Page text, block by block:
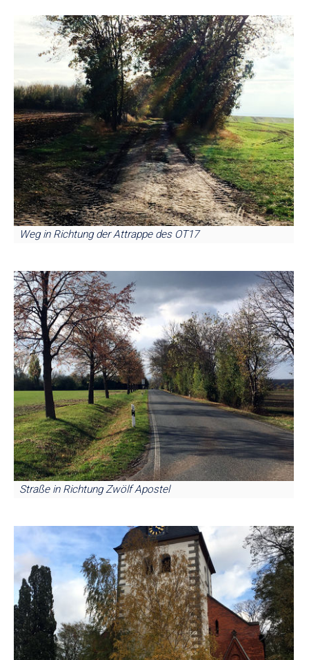
Weg in Richtung der Attrappe des OT17
Straße in Richtung Zwölf Apostel